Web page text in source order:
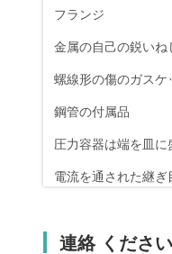
フランジ
金属の自己の鋭いね
螺線形の傷のガスケ
鋼管の付属品
圧力容器は端を皿に
電流を通された継ぎ
圧縮ばね
連絡 ください